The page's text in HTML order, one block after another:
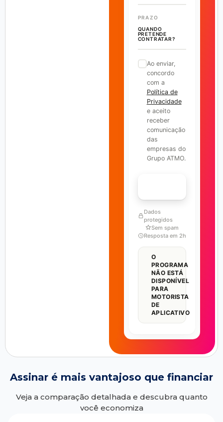
PRAZO
QUANDO
PRETENDE
CONTRATAR?
Ao enviar,
concordo
com a
Política de
Privacidade
e aceito
receber
comunicação
das
empresas do
Grupo ATMO.
Dados
protegidos
Sem spam
Resposta em 2h
O
PROGRAMA
NÃO ESTÁ
DISPONÍVEL
PARA
MOTORISTA
DE
APLICATIVO
Assinar é mais vantajoso que financiar
Veja a comparação detalhada e descubra quanto
você economiza